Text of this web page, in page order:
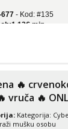
min
me kada se
min
‎️‍🔥
vruča‎ ️‍🔥
Kategorija:
mušku osobu